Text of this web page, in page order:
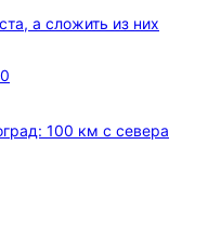
а сложить из них